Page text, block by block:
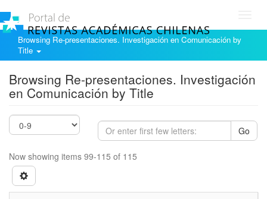
Browsing Re-presentaciones. Investigación en Comunicación by
Title
Browsing Re-presentaciones. Investigación
en Comunicación by Title
Go
Now showing items 99-115 of 115